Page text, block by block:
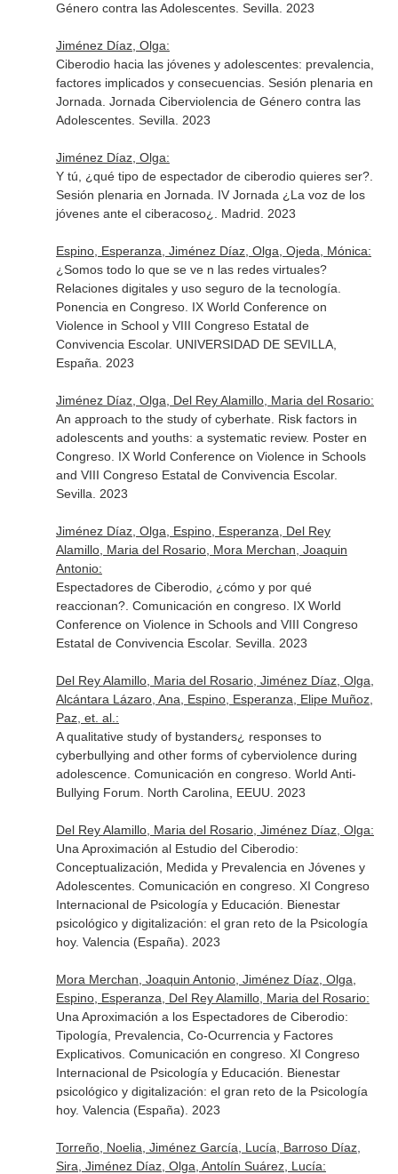
Género contra las Adolescentes. Sevilla. 2023
Jiménez Díaz, Olga:
Ciberodio hacia las jóvenes y adolescentes: prevalencia,
factores implicados y consecuencias. Sesión plenaria en
Jornada. Jornada Ciberviolencia de Género contra las
Adolescentes. Sevilla. 2023
Jiménez Díaz, Olga:
Y tú, ¿qué tipo de espectador de ciberodio quieres ser?.
Sesión plenaria en Jornada. IV Jornada ¿La voz de los
jóvenes ante el ciberacoso¿. Madrid. 2023
Espino, Esperanza, Jiménez Díaz, Olga, Ojeda, Mónica:
¿Somos todo lo que se ve n las redes virtuales?
Relaciones digitales y uso seguro de la tecnología.
Ponencia en Congreso. IX World Conference on
Violence in School y VIII Congreso Estatal de
Convivencia Escolar. UNIVERSIDAD DE SEVILLA,
España. 2023
Jiménez Díaz, Olga, Del Rey Alamillo, Maria del Rosario:
An approach to the study of cyberhate. Risk factors in
adolescents and youths: a systematic review. Poster en
Congreso. IX World Conference on Violence in Schools
and VIII Congreso Estatal de Convivencia Escolar.
Sevilla. 2023
Jiménez Díaz, Olga, Espino, Esperanza, Del Rey
Alamillo, Maria del Rosario, Mora Merchan, Joaquin
Antonio:
Espectadores de Ciberodio, ¿cómo y por qué
reaccionan?. Comunicación en congreso. IX World
Conference on Violence in Schools and VIII Congreso
Estatal de Convivencia Escolar. Sevilla. 2023
Del Rey Alamillo, Maria del Rosario, Jiménez Díaz, Olga,
Alcántara Lázaro, Ana, Espino, Esperanza, Elipe Muñoz,
Paz, et. al.:
A qualitative study of bystanders¿ responses to
cyberbullying and other forms of cyberviolence during
adolescence. Comunicación en congreso. World Anti-
Bullying Forum. North Carolina, EEUU. 2023
Del Rey Alamillo, Maria del Rosario, Jiménez Díaz, Olga:
Una Aproximación al Estudio del Ciberodio:
Conceptualización, Medida y Prevalencia en Jóvenes y
Adolescentes. Comunicación en congreso. XI Congreso
Internacional de Psicología y Educación. Bienestar
psicológico y digitalización: el gran reto de la Psicología
hoy. Valencia (España). 2023
Mora Merchan, Joaquin Antonio, Jiménez Díaz, Olga,
Espino, Esperanza, Del Rey Alamillo, Maria del Rosario:
Una Aproximación a los Espectadores de Ciberodio:
Tipología, Prevalencia, Co-Ocurrencia y Factores
Explicativos. Comunicación en congreso. XI Congreso
Internacional de Psicología y Educación. Bienestar
psicológico y digitalización: el gran reto de la Psicología
hoy. Valencia (España). 2023
Torreño, Noelia, Jiménez García, Lucía, Barroso Díaz,
Sira, Jiménez Díaz, Olga, Antolín Suárez, Lucía: